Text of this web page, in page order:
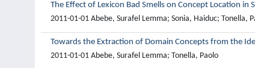
The Effect of Lexicon Bad Smells on Concept Location in
2011-01-01 Abebe, Surafel Lemma; Sonia, Haiduc; Tonella,
Towards the Extraction of Domain Concepts from the
2011-01-01 Abebe, Surafel Lemma; Tonella, Paolo